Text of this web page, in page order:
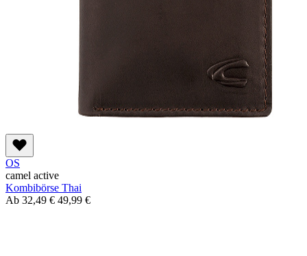
OS
camel active
Kombibörse Thai
Ab 32,49 € 49,99 €